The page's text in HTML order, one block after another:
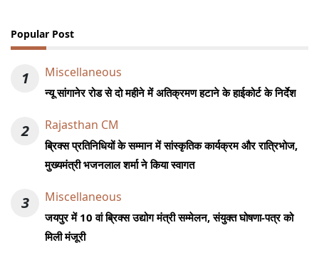
Popular Post
1 Miscellaneous
न्यू सांगानेर रोड से दो महीने में अतिक्रमण हटाने के हाईकोर्ट के निर्देश
2 Rajasthan CM
ब्रिक्स प्रतिनिधियों के सम्मान में सांस्कृतिक कार्यक्रम और रात्रिभोज,
मुख्यमंत्री भजनलाल शर्मा ने किया स्वागत
3 Miscellaneous
जयपुर में 10 वां ब्रिक्स उद्योग मंत्री सम्मेलन, संयुक्त घोषणा-पत्र को
मिली मंजूरी